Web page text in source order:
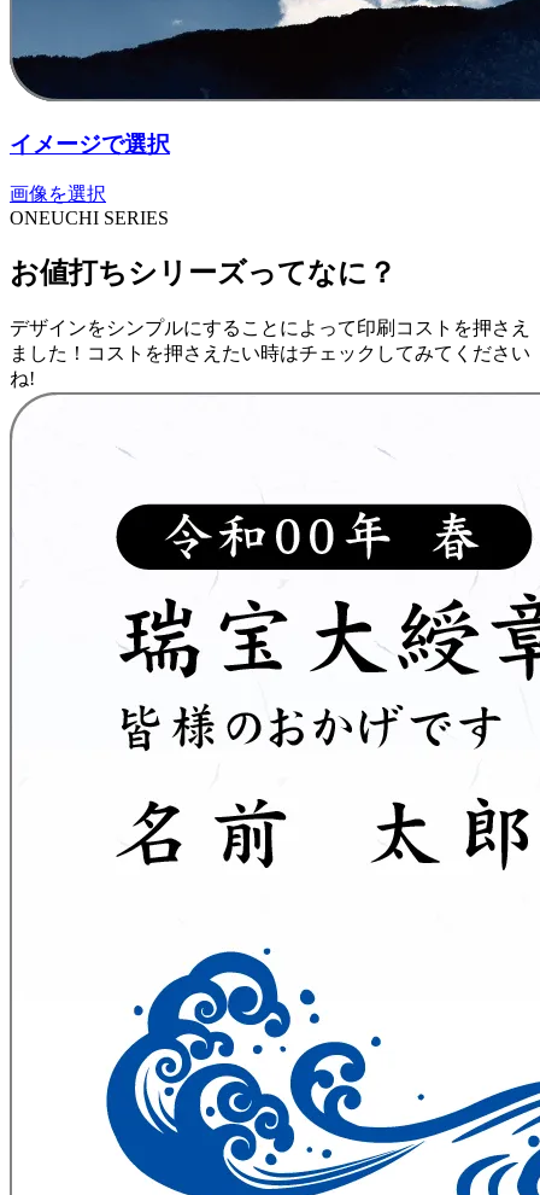
イメージで選択
画像を選択
ONEUCHI SERIES
お値打ちシリーズってなに？
デザインをシンプルにすることによって印刷コストを押さえ
ました！コストを押さえたい時はチェックしてみてください
ね!